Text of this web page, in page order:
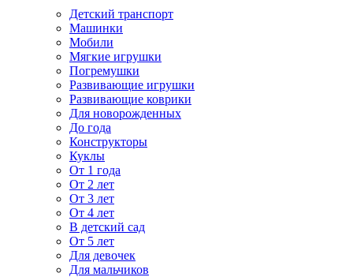
Детский транспорт
Машинки
Мобили
Мягкие игрушки
Погремушки
Развивающие игрушки
Развивающие коврики
Для новорожденных
До года
Конструкторы
Куклы
От 1 года
От 2 лет
От 3 лет
От 4 лет
В детский сад
От 5 лет
Для девочек
Для мальчиков